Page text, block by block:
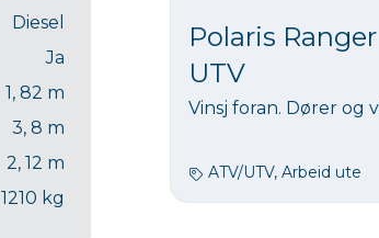
Diesel
Ja
1, 82 m
3, 8 m
2, 12 m
1210 kg
Polaris Ranger
UTV
ATV/UTV, Arbeid ute